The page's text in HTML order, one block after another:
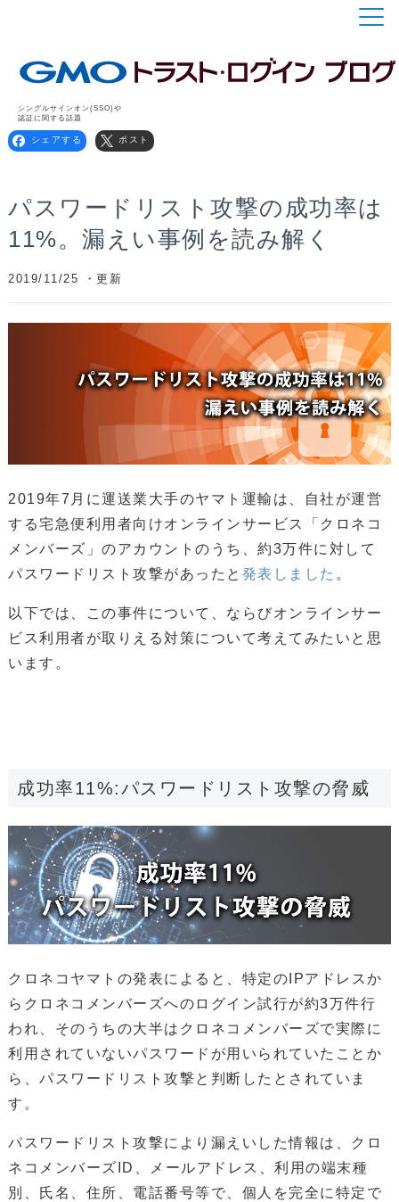
シングルサインオン(SSO)や
認証に関する話題
シェアする ポスト
パスワードリスト攻撃の成功率は
11%。漏えい事例を読み解く
2019/11/25
2019年7月に運送業大手のヤマト運輸は、自社が運営
する宅急便利用者向けオンラインサービス「クロネコ
メンバーズ」のアカウントのうち、約3万件に対して
パスワードリスト攻撃があったと 発表しました 。
以下では、この事件について、ならびオンラインサー
ビス利用者が取りえる対策について考えてみたいと思
います。
成功率11%:パスワードリスト攻撃の脅威
クロネコヤマトの発表によると、特定のIPアドレスか
らクロネコメンバーズへのログイン試行が約3万件行
われ、そのうちの大半はクロネコメンバーズで実際に
利用されていないパスワードが用いられていたことか
ら、パスワードリスト攻撃と判断したとされていま
す。
パスワードリスト攻撃により漏えいした情報は、クロ
ネコメンバーズID、メールアドレス、利用の端末種
別、氏名、住所、電話番号等で、個人を完全に特定で